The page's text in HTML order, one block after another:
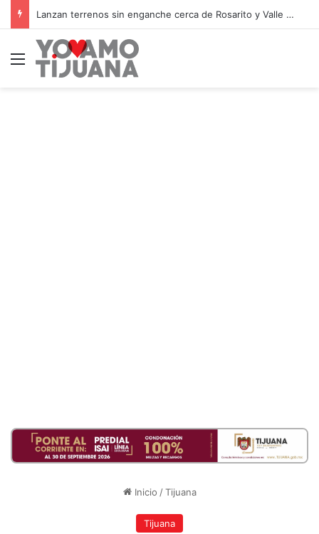
Lanzan terrenos sin enganche cerca de Rosarito y Valle de Guadalupe
Menú
Inicio / Tijuana
Tijuana